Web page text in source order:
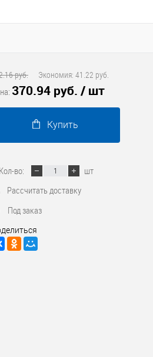
руб. Экономия: 41.22 руб.
370.94 руб. / шт
Купить
Кол-во:
шт
Рассчитать доставку
Под заказ